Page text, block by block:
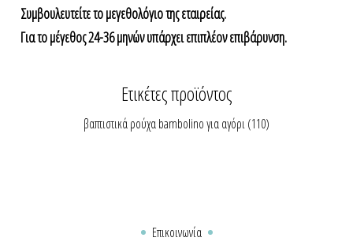
Συμβουλευτείτε το μεγεθολόγιο της εταιρείας.
Για το μέγεθος 24-36 μηνών υπάρχει επιπλέον επιβάρυνση.
Ετικέτες προϊόντος
βαπτιστικά ρούχα bambolino για αγόρι(110)
Επικοινωνία